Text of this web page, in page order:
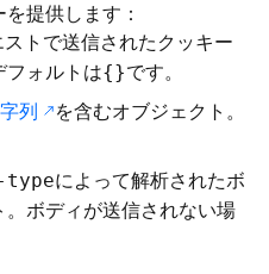
提供します：
ストで送信されたクッキー
フォルトは{}です。
列
を含むオブジェクト。
typeによって解析されたボ
ボディが送信されない場